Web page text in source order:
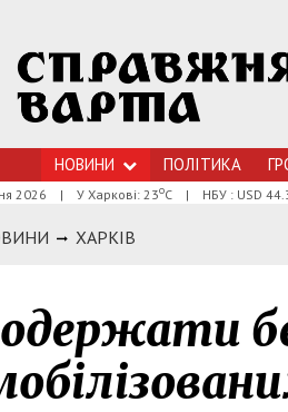
НОВИНИ ПОЛІТИКА
2026 | У Харкові: 23оС | НБУ : USD
ХАРКIВ